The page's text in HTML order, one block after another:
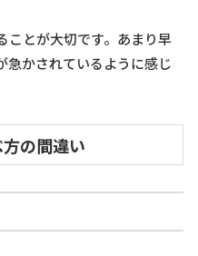
ことが大切です。あまり早
急かされているように感じ
の間違い